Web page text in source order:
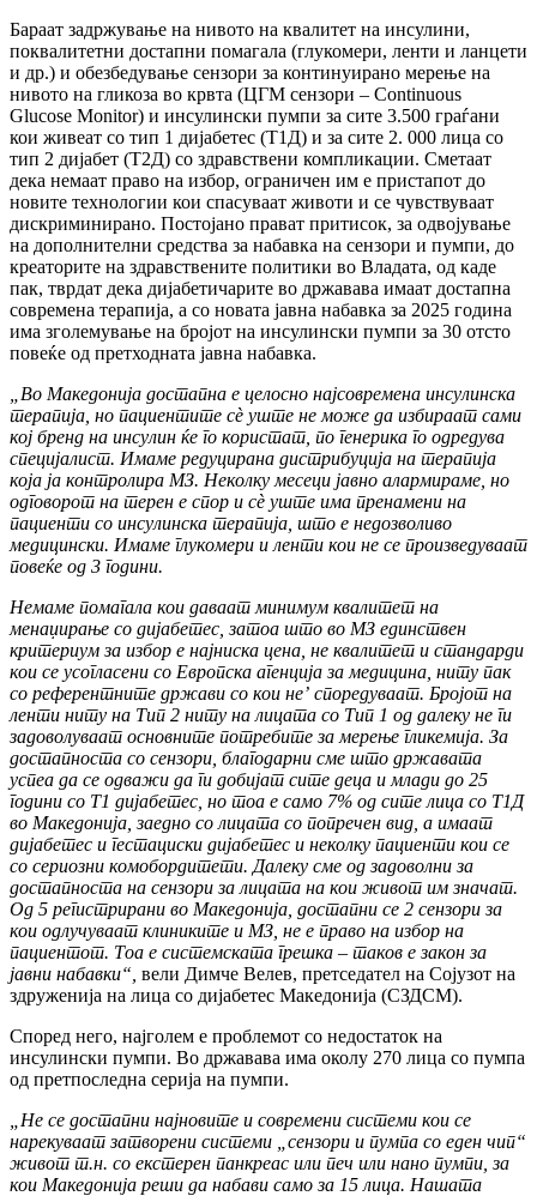
Бараат задржување на нивото на квалитет на инсулини,
поквалитетни достапни помагала (глукомери, ленти и ланцети
и др.) и обезбедување сензори за континуирано мерење на
нивото на гликоза во крвта (ЦГМ сензори – Continuous
Glucose Monitor) и инсулински пумпи за сите 3.500 граѓани
кои живеат со тип 1 дијабетес (Т1Д) и за сите 2. 000 лица со
тип 2 дијабет (Т2Д) со здравствени компликации. Сметаат
дека немаат право на избор, ограничен им е пристапот до
новите технологии кои спасуваат животи и се чувствуваат
дискриминирано. Постојано прават притисок, за одвојување
на дополнителни средства за набавка на сензори и пумпи, до
креаторите на здравствените политики во Владата, од каде
пак, тврдат дека дијабетичарите во државава имаат достапна
современа терапија, а со новата јавна набавка за 2025 година
има зголемување на бројот на инсулински пумпи за 30 отсто
повеќе од претходната јавна набавка.
„Во Македонија достапна е целосно најсовремена инсулинска
терапија, но пациентите сѐ уште не може да избираат сами
кој бренд на инсулин ќе го користат, по генерика го одредува
специјалист. Имаме редуцирана дистрибуција на терапија
која ја контролира МЗ. Неколку месеци јавно алармираме, но
одговорот на терен е спор и сѐ уште има пренамени на
пациенти со инсулинска терапија, што е недозволиво
медицински. Имаме глукомери и ленти кои не се произведуваат
повеќе од 3 години.
Немаме помагала кои даваат минимум квалитет на
менаџирање со дијабетес, затоа што во МЗ единствен
критериум за избор е најниска цена, не квалитет и стандарди
кои се усогласени со Европска агенција за медицина, ниту пак
со референтните држави со кои не’ споредуваат. Бројот на
ленти ниту на Тип 2 ниту на лицата со Тип 1 од далеку не ги
задоволуваат основните потребите за мерење гликемија. За
достапноста со сензори, благодарни сме што државата
успеа да се одважи да ги добијат сите деца и млади до 25
години со Т1 дијабетес, но тоа е само 7% од сите лица со Т1Д
во Македонија, заедно со лицата со попречен вид, а имаат
дијабетес и гестациски дијабетес и неколку пациенти кои се
со сериозни комобордитети. Далеку сме од задоволни за
достапноста на сензори за лицата на кои живот им значат.
Од 5 регистрирани во Македонија, достапни се 2 сензори за
кои одлучуваат клиниките и МЗ, не е право на избор на
пациентот. Тоа е системската грешка – таков е закон за
јавни набавки“, вели Димче Велев, претседател на Сојузот на
здруженија на лица со дијабетес Македонија (СЗДСМ).
Според него, најголем е проблемот со недостаток на
инсулински пумпи. Во државава има околу 270 лица со пумпа
од претпоследна серија на пумпи.
„Не се достапни најновите и современи системи кои се
нарекуваат затворени системи „сензори и пумпа со еден чип“
живот т.н. со екстерен панкреас или печ или нано пумпи, за
кои Македонија реши да набави само за 15 лица. Нашата